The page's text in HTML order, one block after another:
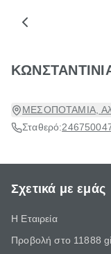
ΜΕΣΟΠΟΤΑΜΙΑ,
Σταθερό:
Σχετικά με εμάς
Η Εταιρεία
Προβολή στο 11888